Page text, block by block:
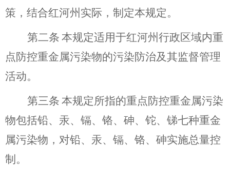
策，结合红河州实际，制定本规定。
第二条 本规定适用于红河州行政区域内重
点防控重金属污染物的污染防治及其监督管理
活动。
第三条 本规定所指的重点防控重金属污染
物包括铅、汞、镉、铬、砷、铊、 锑七种重金
属污染物，对铅、汞、镉、铬、砷实施总量控
制。